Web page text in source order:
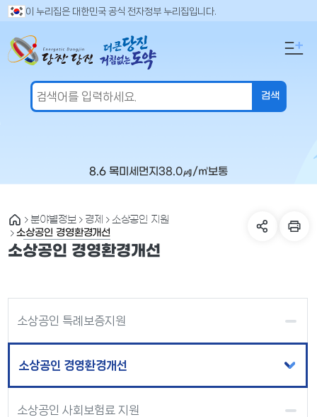
이 누리집은 대한민국 공식 전자정부 누리집입니다.
8.6 목미세먼지 38.0㎍/㎥보통
검
어
입
분야별정보 경제 소상공인 지원
소상공인 경영환경개선
소상공인 경영환경개선
소상공인 특례보증지원
소상공인 경영환경개선
소상공인 사회보험료 지원
만
도
의
세